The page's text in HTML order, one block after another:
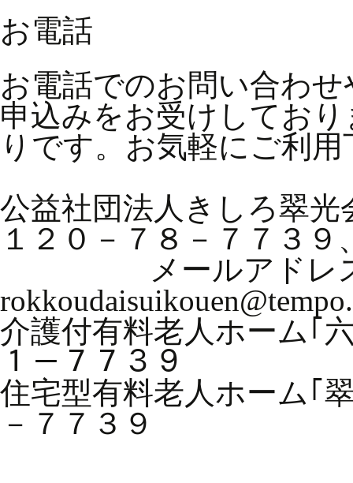
お電話
お電話でのお問い合わ
申込みをお受けしてお
りです。お気軽にご利
公益社団法人きしろ
１２０－７
メールアド
介護付有料老人ホーム
１－７７３９
住宅型有料老人ホーム
－７７３９